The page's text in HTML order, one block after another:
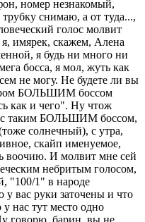
номер незнакомый,
снимаю, а от туда...,
голос молвит
имярек, скажем, Алена
я будь ни много ни
босса, я мол, жуть как
не могу. Не будете ли вы
БОЛЬШИМ боссом
как и чего". Ну чтож
с таким БОЛЬШИМ боссом,
солнечный), с утра,
скайп именуемое,
И молвит мне сей
небритым голосом,
"100/1" в народе
вас руки заточены и что
нас тут место одно
говорю, барин, вы не